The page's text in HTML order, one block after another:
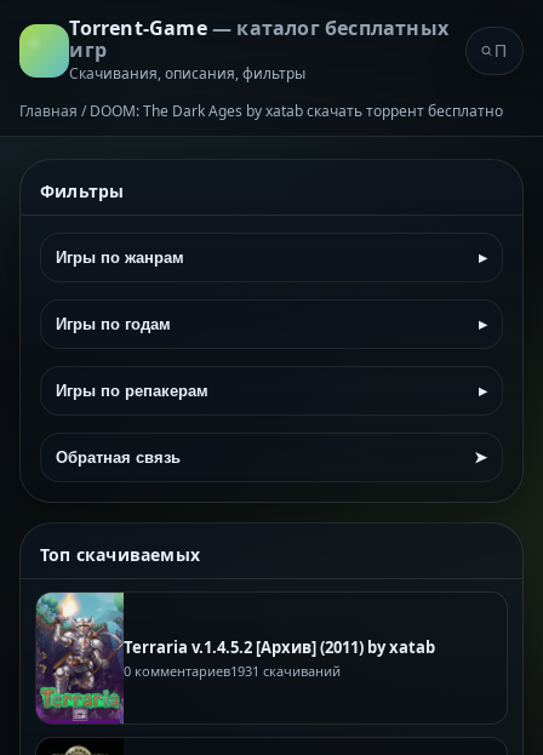
Torrent-Game— каталог бесплатных
игр
Скачивания, описания, фильтры
Главная / DOOM: The Dark Ages by xatab скачать торрент бесплатно
Фильтры
Игры по жанрам ▸
Игры по годам ▸
Игры по репакерам ▸
Обратная связь ➤
Топ скачиваемых
Terraria v.1.4.5.2 [Архив] (2011) by xatab
0 комментариев1931 скачиваний